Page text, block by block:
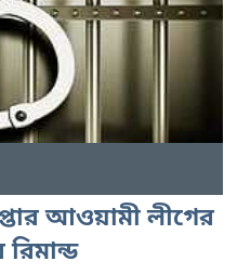
আওয়ামী লীগের